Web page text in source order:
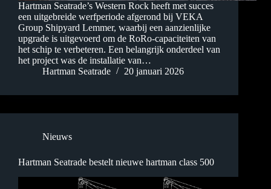
Hartman Seatrade’s Western Rock heeft met succes
een uitgebreide werfperiode afgerond bij VEKA
Group Shipyard Lemmer, waarbij een aanzienlijke
upgrade is uitgevoerd om de RoRo-capaciteiten van
het schip te verbeteren. Een belangrijk onderdeel van
het project was de installatie van…
Hartman Seatrade
20 januari 2026
Nieuws
Hartman Seatrade bestelt nieuwe hartman class 500